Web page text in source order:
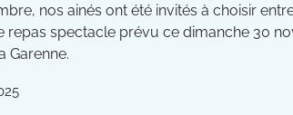
nos ainés ont été invités à choisir
repas spectacle prévu ce dimanche 30
Garenne.